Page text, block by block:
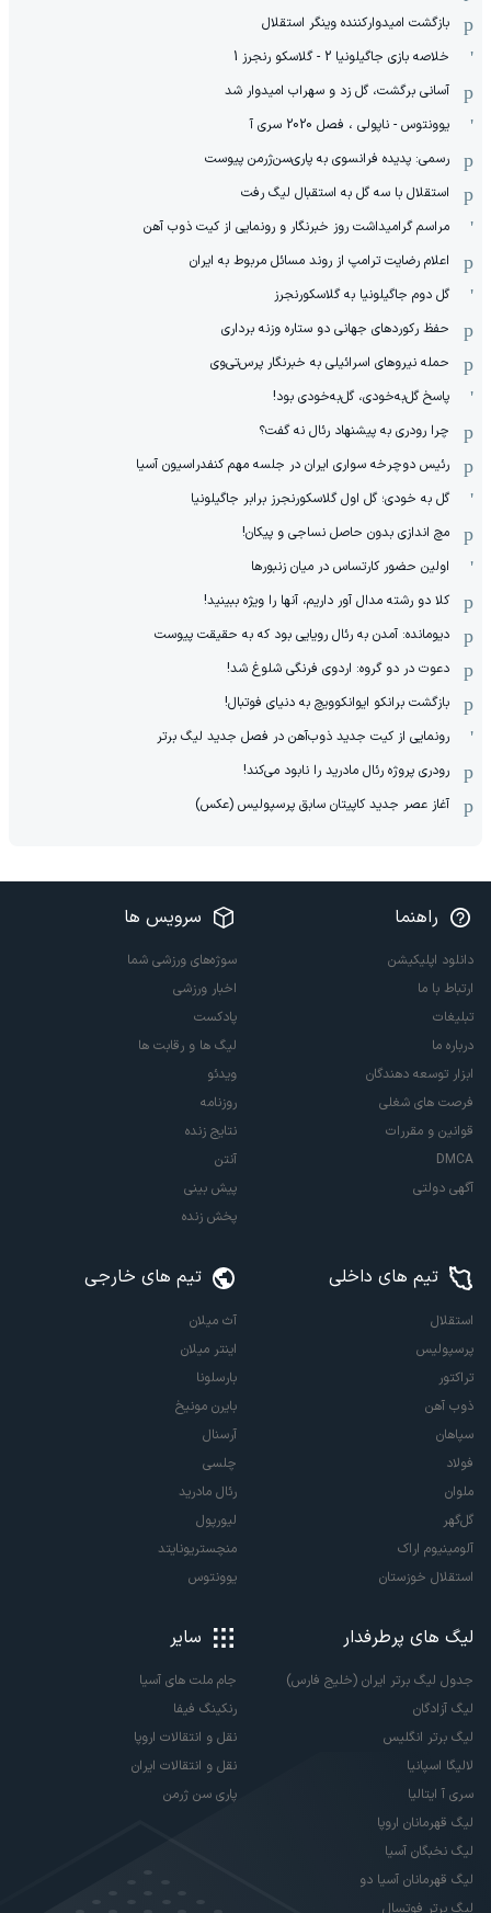
بازگشت امیدوارکننده وینگر استقلال
خلاصه بازی جاگیلونیا 2 - گلاسکو رنجرز 1
آسانی برگشت، گل زد و سهراب امیدوار شد
یوونتوس - ناپولی ، فصل 2020 سری آ
رسمی: پدیده فرانسوی به پاری‌سن‌ژرمن پیوست
استقلال با سه گل به استقبال لیگ رفت
مراسم گرامیداشت روز خبرنگار و رونمایی از کیت ذوب آهن
اعلام رضایت ترامپ از روند مسائل مربوط به ایران
گل دوم جاگیلونیا به گلاسکورنجرز
حفظ رکوردهای جهانی دو ستاره وزنه برداری
حمله نیروهای اسرائیلی به خبرنگار پرس‌تی‌وی
پاسخ گل‌به‌خودی، گل‌به‌خودی بود!
چرا رودری به پیشنهاد رئال نه گفت؟
رئیس دوچرخه سواری ایران در جلسه مهم کنفدراسیون آسیا
گل به خودی؛ گل اول گلاسکورنجرز برابر جاگیلونیا
مچ اندازی بدون حاصل نساجی و پیکان!
اولین حضور کارتساس در میان زنبورها
کلا دو‌ رشته مدال آور داریم، آنها را ویژه ببینید!
دیومانده: آمدن به رئال رویایی بود که به حقیقت پیوست
دعوت در دو گروه: اردوی فرنگی شلوغ شد!
بازگشت برانکو ایوانکوویچ به دنیای فوتبال!
رونمایی از کیت جدید ذوب‌آهن در فصل جدید لیگ برتر
رودری پروژه رئال مادرید را نابود می‌کند!
آغاز عصر جدید کاپیتان سابق پرسپولیس (عکس)
راهنما
دانلود اپلیکیشن
ارتباط با ما
تبلیغات
درباره ما
ابزار توسعه دهندگان
فرصت های شغلی
قوانین و مقررات
DMCA
آگهی دولتی
سرویس ها
سوژه‌های ورزشی شما
اخبار ورزشی
پادکست
لیگ ها و رقابت ها
ویدئو
روزنامه
نتایج زنده
آنتن
پیش بینی
پخش زنده
تیم های داخلی
استقلال
پرسپولیس
تراکتور
ذوب آهن
سپاهان
فولاد
ملوان
گل‌گهر
آلومینیوم اراک
استقلال خوزستان
تیم های خارجی
آث میلان
اینتر میلان
بارسلونا
بایرن مونیخ
آرسنال
چلسی
رئال مادرید
لیورپول
منچستریونایتد
یوونتوس
لیگ های پرطرفدار
جدول لیگ برتر ایران (خلیج فارس)
لیگ آزادگان
لیگ برتر انگلیس
لالیگا اسپانیا
سری آ ایتالیا
لیگ قهرمانان اروپا
لیگ نخبگان آسیا
لیگ قهرمانان آسیا دو
لیگ برتر فوتسال
سایر
جام ملت های آسیا
رنکینگ فیفا
نقل و انتقالات اروپا
نقل و انتقالات ایران
پاری سن ژرمن